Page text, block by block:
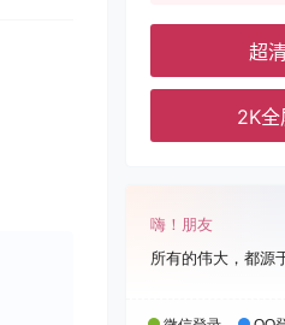
超
2K
嗨！朋友
所有的伟大，都源